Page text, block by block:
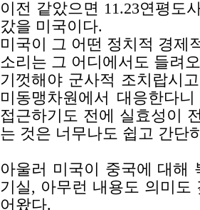
이전 같았으면 11.23연평도
갔을 미국이다.
미국이 그 어떤 정치적 경제
소리는 그 어디에서도 들려
기껏해야 군사적 조치랍시
미동맹차원에서 대응한다
접근하기도 전에 실효성이
는 것은 너무나도 쉽고 간단
아울러 미국이 중국에 대해
기실, 아무런 내용도 의미
어왔다.